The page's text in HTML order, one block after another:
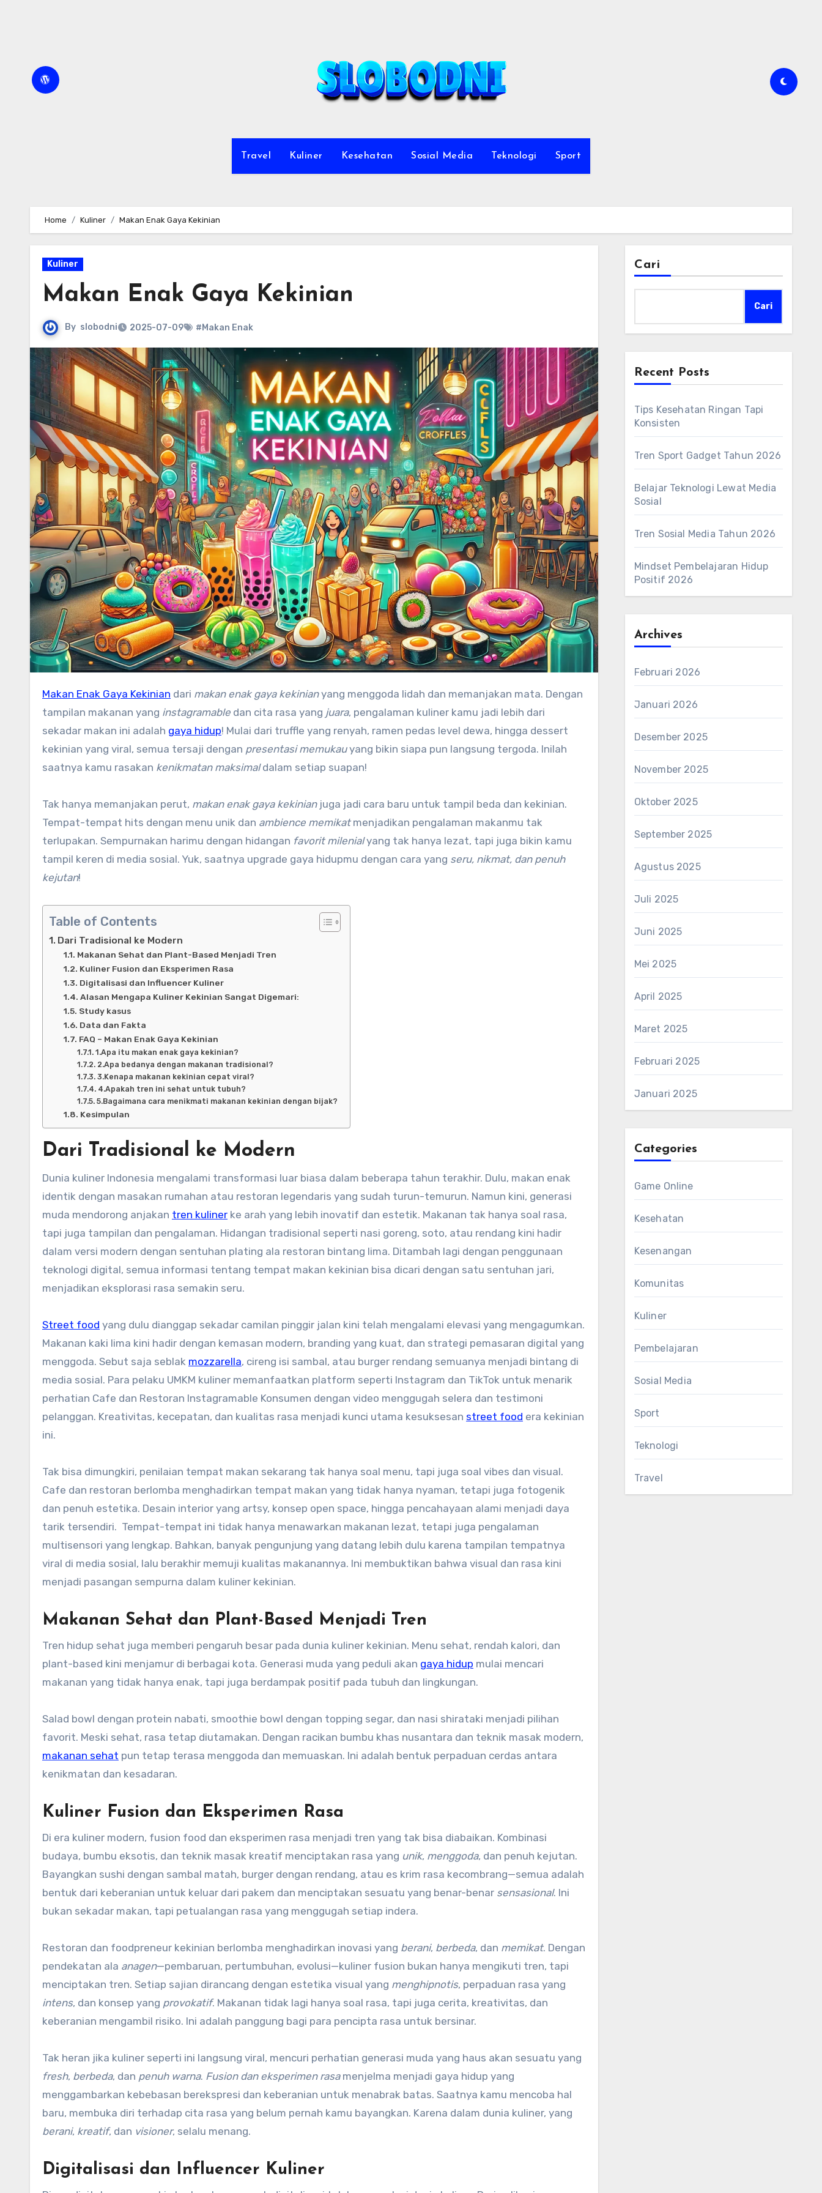
Travel Kuliner Kesehatan Sosial Media Teknologi Sport
Home Kuliner Makan Enak Gaya Kekinian
Kuliner
Makan Enak Gaya Kekinian
By slobodni 2025-07-09 #Makan Enak
Makan Enak Gaya Kekinian dari makan enak gaya kekinianyang menggoda lidah dan memanjakan mata. Dengan
tampilan makanan yang instagramable dan cita rasa yang juara, pengalaman kuliner kamu jadi lebih dari
sekadar makan ini adalah gaya hidup! Mulai dari truffle yang renyah, ramen pedas level dewa, hingga dessert
kekinian yang viral, semua tersaji dengan presentasi memukauyang bikin siapa pun langsung tergoda. Inilah
saatnya kamu rasakan kenikmatan maksimaldalam setiap suapan!
Tak hanya memanjakan perut, makan enak gaya kekinianjuga jadi cara baru untuk tampil beda dan kekinian.
Tempat-tempat hits dengan menu unik dan ambience memikatmenjadikan pengalaman makanmu tak
terlupakan. Sempurnakan harimu dengan hidangan favorit milenialyang tak hanya lezat, tapi juga bikin kamu
tampil keren di media sosial. Yuk, saatnya upgrade gaya hidupmu dengan cara yang seru, nikmat, dan penuh
kejutan!
Table of Contents
Dari Tradisional ke Modern
Makanan Sehat dan Plant-Based Menjadi Tren
Kuliner Fusion dan Eksperimen Rasa
Digitalisasi dan Influencer Kuliner
Alasan Mengapa Kuliner Kekinian Sangat Digemari:
Study kasus
Data dan Fakta
FAQ – Makan Enak Gaya Kekinian
1.Apa itu makan enak gaya kekinian?
2.Apa bedanya dengan makanan tradisional?
3.Kenapa makanan kekinian cepat viral?
4.Apakah tren ini sehat untuk tubuh?
5.Bagaimana cara menikmati makanan kekinian dengan bijak?
Kesimpulan
Dari Tradisional ke Modern
Dunia kuliner Indonesia mengalami transformasi luar biasa dalam beberapa tahun terakhir. Dulu, makan enak
identik dengan masakan rumahan atau restoran legendaris yang sudah turun-temurun. Namun kini, generasi
muda mendorong anjakan tren kuliner ke arah yang lebih inovatif dan estetik. Makanan tak hanya soal rasa,
tapi juga tampilan dan pengalaman. Hidangan tradisional seperti nasi goreng, soto, atau rendang kini hadir
dalam versi modern dengan sentuhan plating ala restoran bintang lima. Ditambah lagi dengan penggunaan
teknologi digital, semua informasi tentang tempat makan kekinian bisa dicari dengan satu sentuhan jari,
menjadikan eksplorasi rasa semakin seru.
Street food yang dulu dianggap sekadar camilan pinggir jalan kini telah mengalami elevasi yang mengagumkan.
Makanan kaki lima kini hadir dengan kemasan modern, branding yang kuat, dan strategi pemasaran digital yang
menggoda. Sebut saja seblak mozzarella, cireng isi sambal, atau burger rendang semuanya menjadi bintang di
media sosial. Para pelaku UMKM kuliner memanfaatkan platform seperti Instagram dan TikTok untuk menarik
perhatian Cafe dan Restoran Instagramable Konsumen dengan video menggugah selera dan testimoni
pelanggan. Kreativitas, kecepatan, dan kualitas rasa menjadi kunci utama kesuksesan street food era kekinian
ini.
Tak bisa dimungkiri, penilaian tempat makan sekarang tak hanya soal menu, tapi juga soal vibes dan visual.
Cafe dan restoran berlomba menghadirkan tempat makan yang tidak hanya nyaman, tetapi juga fotogenik
dan penuh estetika. Desain interior yang artsy, konsep open space, hingga pencahayaan alami menjadi daya
tarik tersendiri. Tempat-tempat ini tidak hanya menawarkan makanan lezat, tetapi juga pengalaman
multisensori yang lengkap. Bahkan, banyak pengunjung yang datang lebih dulu karena tampilan tempatnya
viral di media sosial, lalu berakhir memuji kualitas makanannya. Ini membuktikan bahwa visual dan rasa kini
menjadi pasangan sempurna dalam kuliner kekinian.
Makanan Sehat dan Plant-Based Menjadi Tren
Tren hidup sehat juga memberi pengaruh besar pada dunia kuliner kekinian. Menu sehat, rendah kalori, dan
plant-based kini menjamur di berbagai kota. Generasi muda yang peduli akan gaya hidup mulai mencari
makanan yang tidak hanya enak, tapi juga berdampak positif pada tubuh dan lingkungan.
Salad bowl dengan protein nabati, smoothie bowl dengan topping segar, dan nasi shirataki menjadi pilihan
favorit. Meski sehat, rasa tetap diutamakan. Dengan racikan bumbu khas nusantara dan teknik masak modern,
makanan sehat pun tetap terasa menggoda dan memuaskan. Ini adalah bentuk perpaduan cerdas antara
kenikmatan dan kesadaran.
Kuliner Fusion dan Eksperimen Rasa
Di era kuliner modern, fusion food dan eksperimen rasa menjadi tren yang tak bisa diabaikan. Kombinasi
budaya, bumbu eksotis, dan teknik masak kreatif menciptakan rasa yang unik, menggoda, dan penuh kejutan.
Bayangkan sushi dengan sambal matah, burger dengan rendang, atau es krim rasa kecombrang—semua adalah
bentuk dari keberanian untuk keluar dari pakem dan menciptakan sesuatu yang benar-benar sensasional. Ini
bukan sekadar makan, tapi petualangan rasa yang menggugah setiap indera.
Restoran dan foodpreneur kekinian berlomba menghadirkan inovasi yang berani, berbeda, dan memikat. Dengan
pendekatan ala anagen—pembaruan, pertumbuhan, evolusi—kuliner fusion bukan hanya mengikuti tren, tapi
menciptakan tren. Setiap sajian dirancang dengan estetika visual yang menghipnotis, perpaduan rasa yang
intens, dan konsep yang provokatif. Makanan tidak lagi hanya soal rasa, tapi juga cerita, kreativitas, dan
keberanian mengambil risiko. Ini adalah panggung bagi para pencipta rasa untuk bersinar.
Tak heran jika kuliner seperti ini langsung viral, mencuri perhatian generasi muda yang haus akan sesuatu yang
fresh, berbeda, dan penuh warna. Fusion dan eksperimen rasamenjelma menjadi gaya hidup yang
menggambarkan kebebasan berekspresi dan keberanian untuk menabrak batas. Saatnya kamu mencoba hal
baru, membuka diri terhadap cita rasa yang belum pernah kamu bayangkan. Karena dalam dunia kuliner, yang
berani, kreatif, dan visioner, selalu menang.
Digitalisasi dan Influencer Kuliner
Cari
Cari
Recent Posts
Tips Kesehatan Ringan Tapi
Konsisten
Tren Sport Gadget Tahun 2026
Belajar Teknologi Lewat Media
Sosial
Tren Sosial Media Tahun 2026
Mindset Pembelajaran Hidup
Positif 2026
Archives
Februari 2026
Januari 2026
Desember 2025
November 2025
Oktober 2025
September 2025
Agustus 2025
Juli 2025
Juni 2025
Mei 2025
April 2025
Maret 2025
Februari 2025
Januari 2025
Categories
Game Online
Kesehatan
Kesenangan
Komunitas
Kuliner
Pembelajaran
Sosial Media
Sport
Teknologi
Travel